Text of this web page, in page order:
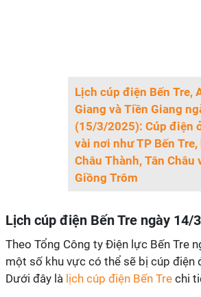
Lịch cúp điện Bến Tre,
Giang và Tiền Giang
(15/3/2025): Cúp điện
vài nơi như TP Bến Tre,
Châu Thành, Tân Châu
Giồng Trôm
Lịch cúp điện Bến Tre ngày 14/3
Theo Tổng Công ty Điện lực Bến Tre
một số khu vực có thể sẽ bị cúp điện
Dưới đây là lịch cúp điện Bến Tre chi